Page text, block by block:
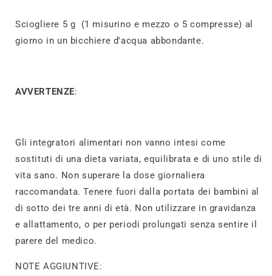
Sciogliere 5 g (1 misurino e mezzo o 5 compresse) al
giorno in un bicchiere d'acqua abbondante.
AVVERTENZE:
Gli integratori alimentari non vanno intesi come
sostituti di una dieta variata, equilibrata e di uno stile di
vita sano. Non superare la dose giornaliera
raccomandata. Tenere fuori dalla portata dei bambini al
di sotto dei tre anni di età. Non utilizzare in gravidanza
e allattamento, o per periodi prolungati senza sentire il
parere del medico.
NOTE AGGIUNTIVE: